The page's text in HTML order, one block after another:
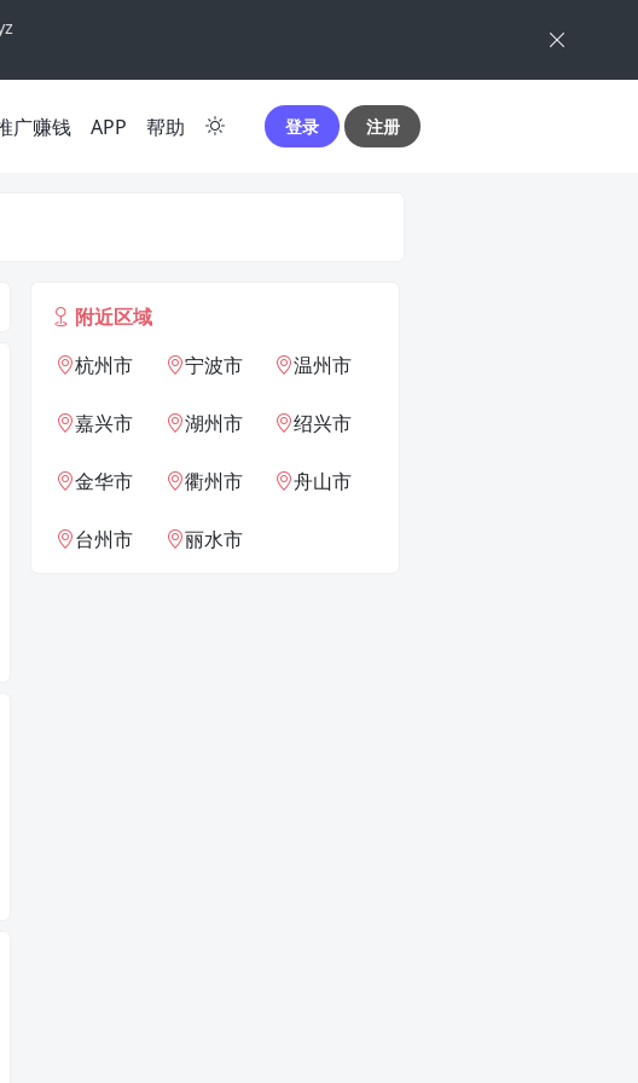
广赚钱 APP 帮助 登录 注册
附近区域
杭州市
宁波市 温州市
嘉兴市 湖州市 绍兴市
金华市 衢州市 舟山市
台州市 丽水市